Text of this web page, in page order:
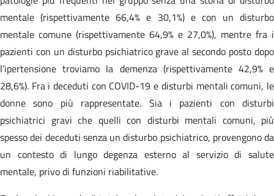
mentale (rispettivamente 66,4% e 30,1%) e con un disturbo
mentale comune (rispettivamente 64,9% e 27,0%), mentre fra i
pazienti con un disturbo psichiatrico grave al secondo posto dopo
l’ipertensione troviamo la demenza (rispettivamente 42,9% e
28,6%). Fra i deceduti con COVID-19 e disturbi mentali comuni, le
donne sono più rappresentate. Sia i pazienti con disturbi
psichiatrici gravi che quelli con disturbi mentali comuni, più
spesso dei deceduti senza un disturbo psichiatrico, provengono da
un contesto di lungo degenza esterno al servizio di salute
mentale, privo di funzioni riabilitative.